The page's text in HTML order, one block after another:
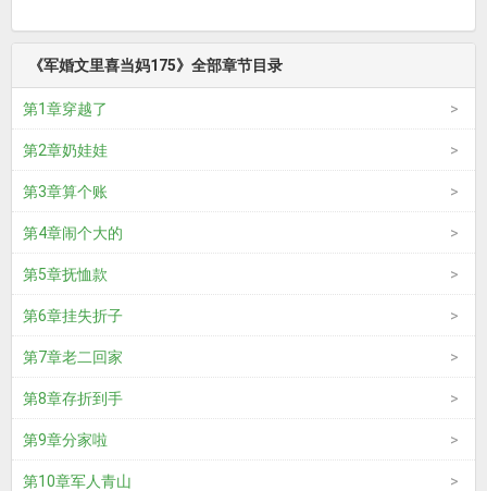
《军婚文里喜当妈175》全部章节目录
第1章穿越了
第2章奶娃娃
第3章算个账
第4章闹个大的
第5章抚恤款
第6章挂失折子
第7章老二回家
第8章存折到手
第9章分家啦
第10章军人青山